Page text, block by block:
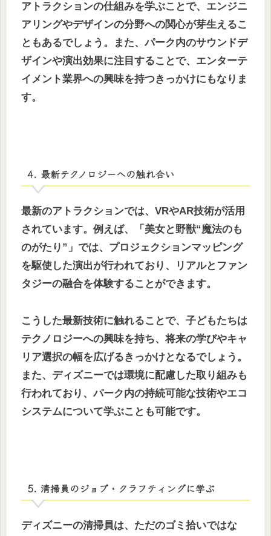
アトラクションの仕組みを学ぶことで、エンジニ
アリングやデザインの分野への関心が芽生えるこ
ともあるでしょう。また、パーク内のサウンドデ
ザインや演出効果に注目することで、エンターテ
イメント業界への興味を持つきっかけにもなりま
す。
4. 最新テクノロジーへの触れ合い
最新のアトラクションでは、VRやAR技術が活用
されています。例えば、「美女と野獣“魔法のも
のがたり”」では、プロジェクションマッピング
を駆使した演出が行われており、リアルとファン
タジーの融合を体験することができます。
こうした最新技術に触れることで、子どもたちは
テクノロジーへの興味を持ち、将来の学びやキャ
リア選択の幅を広げるきっかけとなるでしょう。
また、ディズニーでは環境に配慮した取り組みも
行われており、パーク内の持続可能な技術やエコ
システムについて学ぶことも可能です。
5. 清掃員のジョブ・クラフティングに学ぶ
ディズニーの清掃員は、ただのゴミ拾いではな